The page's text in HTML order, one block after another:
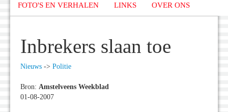
FOTO'S EN VERHALEN LINKS OVER ONS
Inbrekers slaan toe
Nieuws -> Politie
Bron: Amstelveens Weekblad
01-08-2007